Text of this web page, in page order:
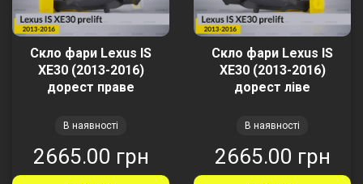
Скло фари Lexus IS
XE30 (2013-2016)
дорест праве
В наявності
2665.00 грн
Скло фари Lexus IS
XE30 (2013-2016)
дорест ліве
В наявності
2665.00 грн